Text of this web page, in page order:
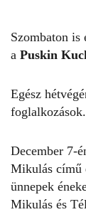
Szombaton is
a Puskin
Egész
foglalkozások.
December 7-
Mikulás című
ünnepek
Mikulás és